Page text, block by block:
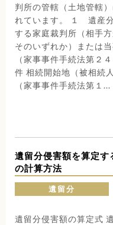
判所の管轄（土地管轄
れています。 １ 遺産
する家庭裁判所（相手
そのいずれか）または
（家事事件手続法第２
件 相続開始地（被相続
（家事事件手続法第１...
遺留分侵害額を算定
の計算方法
遺留分
遺留分侵害額の算定式